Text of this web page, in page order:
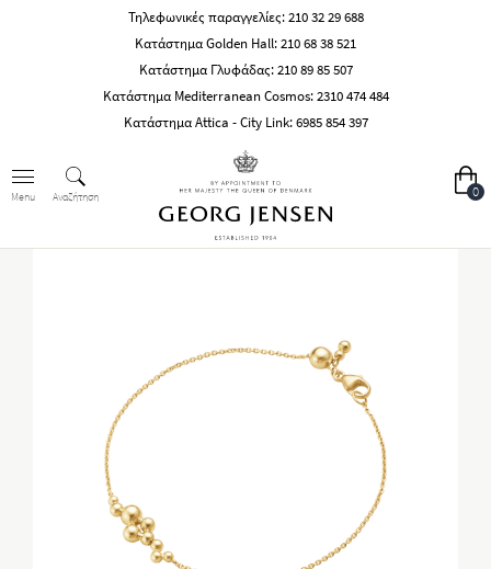
Τηλεφωνικές παραγγελίες:210 32 29 688
Κατάστημα Golden Hall:210 68 38 521
Κατάστημα Γλυφάδας:210 89 85 507
Κατάστημα Mediterranean Cosmos:2310 474 484
Κατάστημα Attica - City Link:6985 854 397
Menu Αναζήτηση 0